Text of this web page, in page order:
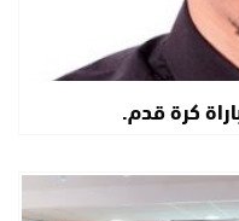
كرة قدم.